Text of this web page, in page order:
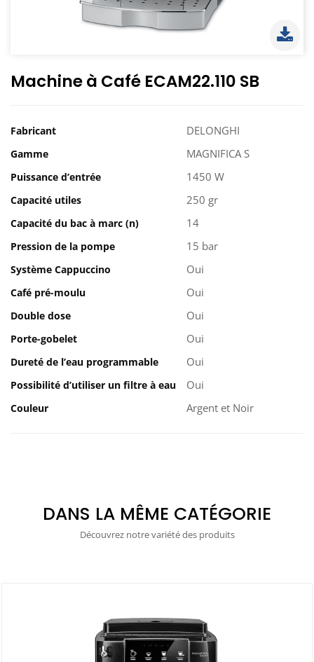
Machine à Café ECAM22.110 SB
Fabricant DELONGHI
Gamme MAGNIFICA S
Puissance d’entrée 1450 W
Capacité utiles 250 gr
Capacité du bac à marc (n) 14
Pression de la pompe 15 bar
Système Cappuccino Oui
Café pré-moulu Oui
Double dose Oui
Porte-gobelet Oui
Dureté de l’eau programmable Oui
Possibilité d’utiliser un filtre à eau Oui
Couleur Argent et Noir
DANS LA MÊME CATÉGORIE
Découvrez notre variété des produits